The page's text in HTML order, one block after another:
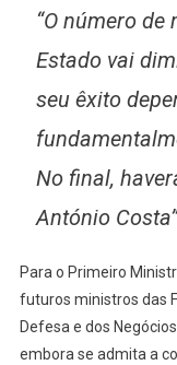
“O número
Estado vai
seu êxito
No final,
António Costa”
Para o Primeiro
futuros ministros das
Defesa e dos
embora se admita a